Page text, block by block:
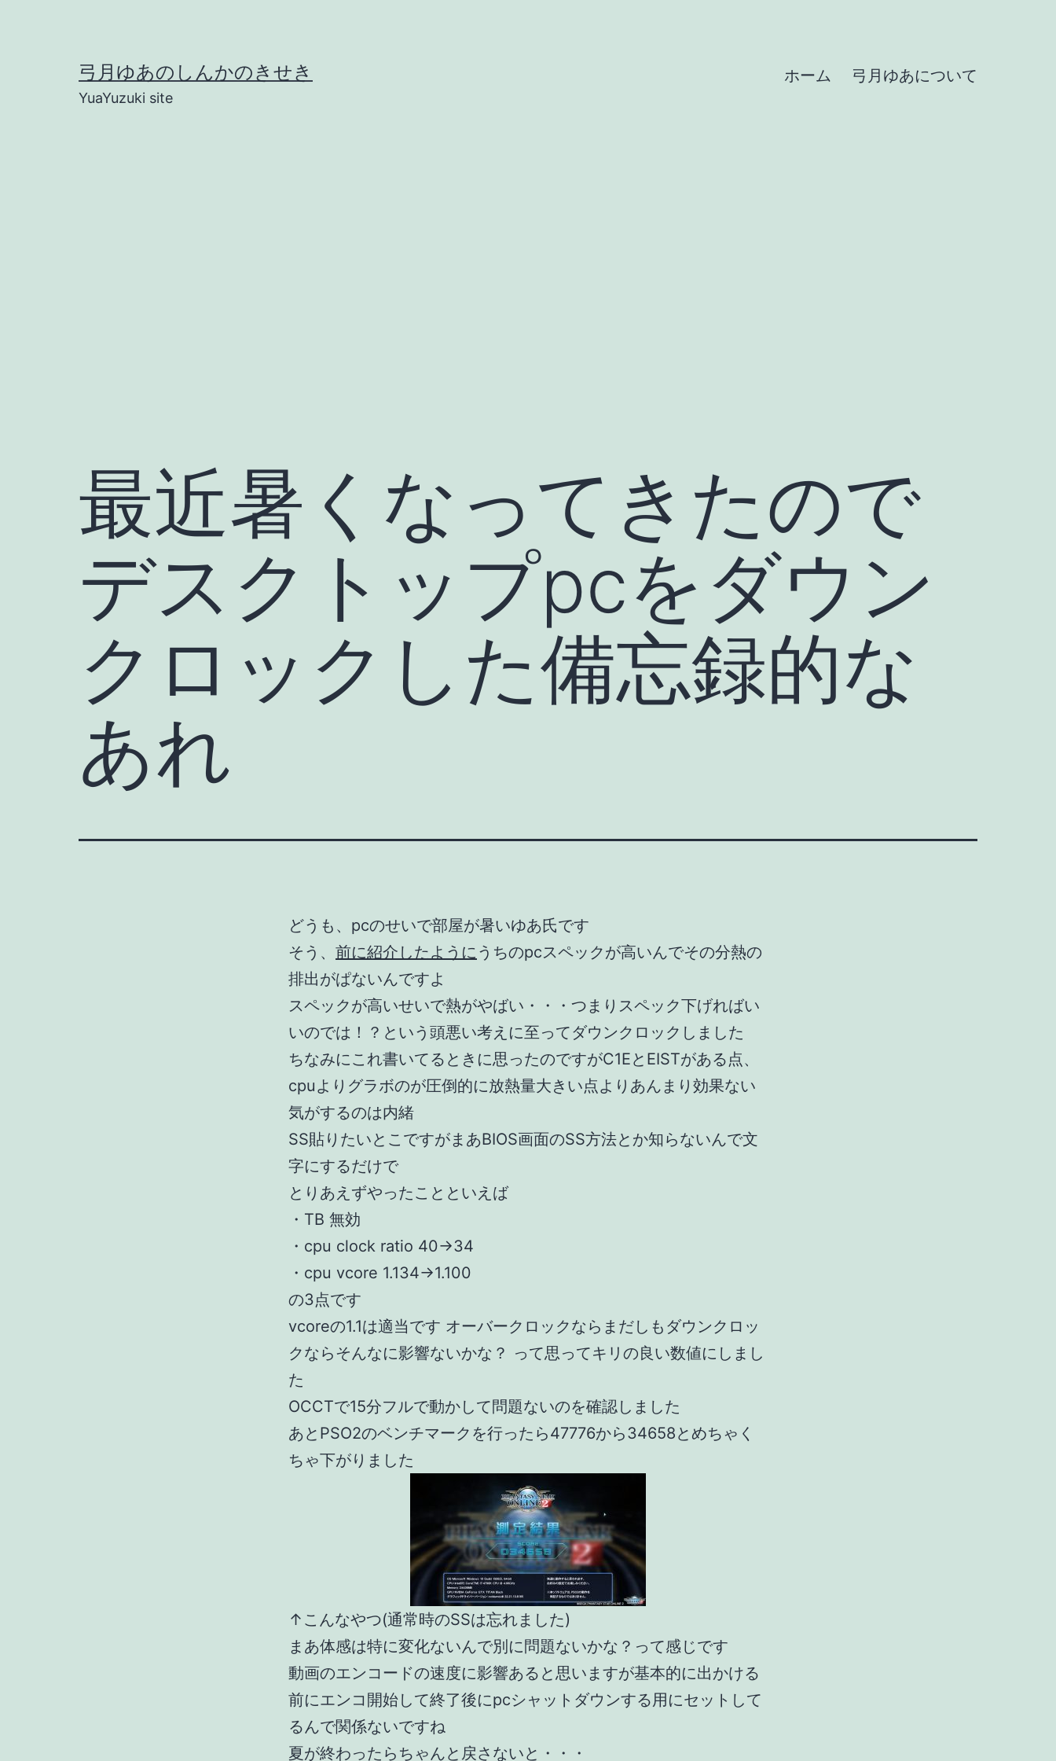
弓月ゆあのしんかのきせき
YuaYuzuki site
ホーム 弓月ゆあについて
最近暑くなってきたので
デスクトップpcをダウン
クロックした備忘録的な
あれ
どうも、pcのせいで部屋が暑いゆあ氏です
そう、 前に紹介したように うちのpcスペックが高いんでその分熱の
排出がぱないんですよ
スペックが高いせいで熱がやばい・・・つまりスペック下げればい
いのでは！？という頭悪い考えに至ってダウンクロックしました
ちなみにこれ書いてるときに思ったのですがC1EとEISTがある点、
cpuよりグラボのが圧倒的に放熱量大きい点よりあんまり効果ない
気がするのは内緒
SS貼りたいとこですがまあBIOS画面のSS方法とか知らないんで文
字にするだけで
とりあえずやったことといえば
・TB 無効
・cpu clock ratio 40→34
・cpu vcore 1.134→1.100
の3点です
vcoreの1.1は適当です オーバークロックならまだしもダウンクロッ
クならそんなに影響ないかな？ って思ってキリの良い数値にしまし
た
OCCTで15分フルで動かして問題ないのを確認しました
あとPSO2のベンチマークを行ったら47776から34658とめちゃく
ちゃ下がりました
↑こんなやつ(通常時のSSは忘れました)
まあ体感は特に変化ないんで別に問題ないかな？って感じです
動画のエンコードの速度に影響あると思いますが基本的に出かける
前にエンコ開始して終了後にpcシャットダウンする用にセットして
るんで関係ないですね
夏が終わったらちゃんと戻さないと・・・